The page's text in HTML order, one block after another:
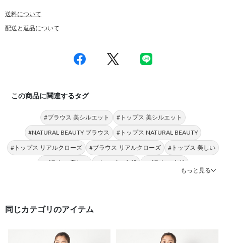
送料について
配送と返品について
この商品に関連するタグ
#ブラウス 美シルエット #トップス 美シルエット
#NATURAL BEAUTY ブラウス #トップス NATURAL BEAUTY
#トップス リアルクローズ #ブラウス リアルクローズ #トップス 美しい
#ブラウス 美しい #トップス 自然
#ブラウス 自然
もっと見る
同じカテゴリのアイテム